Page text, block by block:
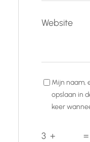
Website
Mijn naam,
opslaan in
keer
3 + =